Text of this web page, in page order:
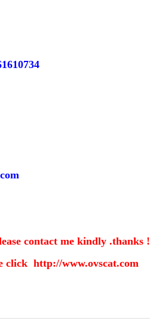
contact me kindly .thanks !
click http://www.ovscat.com